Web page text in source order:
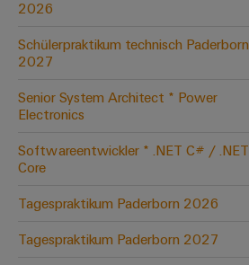
2026
Schülerpraktikum technisch Paderborn
2027
Senior System Architect * Power
Electronics
Softwareentwickler * .NET C# / .NET
Core
Tagespraktikum Paderborn 2026
Tagespraktikum Paderborn 2027